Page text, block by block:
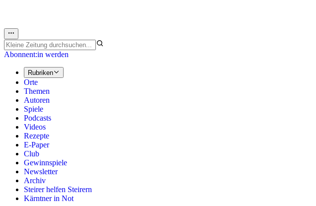
Abonnent:in werden
Rubriken
Orte
Themen
Autoren
Spiele
Podcasts
Videos
Rezepte
E-Paper
Club
Gewinnspiele
Newsletter
Archiv
Steirer helfen Steirern
Kärntner in Not